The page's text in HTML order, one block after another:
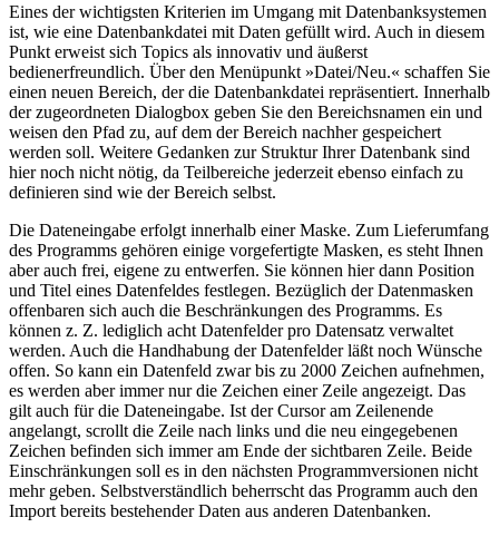
Eines der wichtigsten Kriterien im Umgang mit Datenbanksystemen
ist, wie eine Datenbankdatei mit Daten gefüllt wird. Auch in diesem
Punkt erweist sich Topics als innovativ und äußerst
bedienerfreundlich. Über den Menüpunkt »Datei/Neu.« schaffen Sie
einen neuen Bereich, der die Datenbankdatei repräsentiert. Innerhalb
der zugeordneten Dialogbox geben Sie den Bereichsnamen ein und
weisen den Pfad zu, auf dem der Bereich nachher gespeichert
werden soll. Weitere Gedanken zur Struktur Ihrer Datenbank sind
hier noch nicht nötig, da Teilbereiche jederzeit ebenso einfach zu
definieren sind wie der Bereich selbst.
Die Dateneingabe erfolgt innerhalb einer Maske. Zum Lieferumfang
des Programms gehören einige vorgefertigte Masken, es steht Ihnen
aber auch frei, eigene zu entwerfen. Sie können hier dann Position
und Titel eines Datenfeldes festlegen. Bezüglich der Datenmasken
offenbaren sich auch die Beschränkungen des Programms. Es
können z. Z. lediglich acht Datenfelder pro Datensatz verwaltet
werden. Auch die Handhabung der Datenfelder läßt noch Wünsche
offen. So kann ein Datenfeld zwar bis zu 2000 Zeichen aufnehmen,
es werden aber immer nur die Zeichen einer Zeile angezeigt. Das
gilt auch für die Dateneingabe. Ist der Cursor am Zeilenende
angelangt, scrollt die Zeile nach links und die neu eingegebenen
Zeichen befinden sich immer am Ende der sichtbaren Zeile. Beide
Einschränkungen soll es in den nächsten Programmversionen nicht
mehr geben. Selbstverständlich beherrscht das Programm auch den
Import bereits bestehender Daten aus anderen Datenbanken.